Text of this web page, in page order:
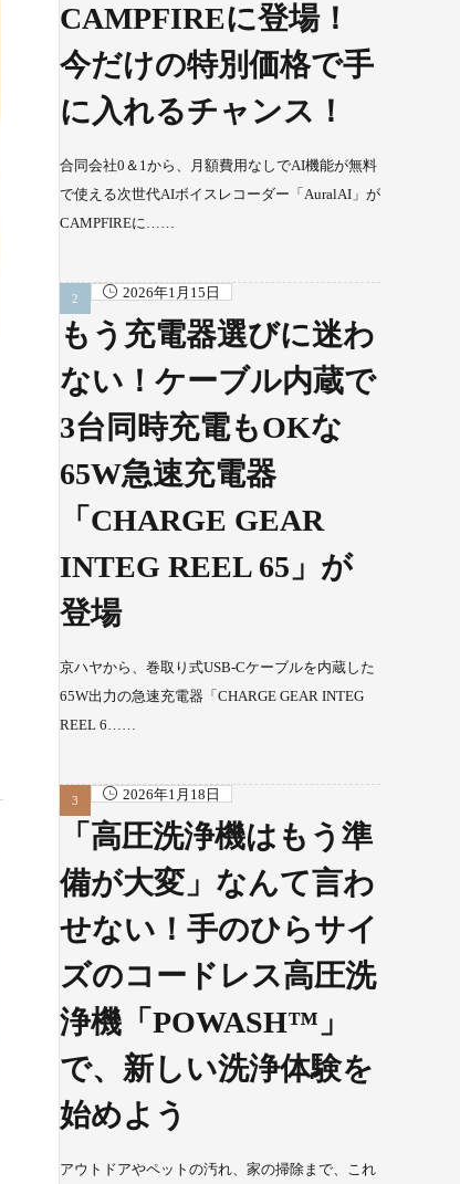
CAMPFIREに登場！
今だけの特別価格で手
に入れるチャンス！
合同会社0＆1から、月額費用なしでAI機能が無料
で使える次世代AIボイスレコーダー「AuralAI」が
CAMPFIREに……
2026年1月15日
もう充電器選びに迷わ
ない！ケーブル内蔵で
3台同時充電もOKな
65W急速充電器
「CHARGE GEAR
INTEG REEL 65」が
登場
京ハヤから、巻取り式USB-Cケーブルを内蔵した
65W出力の急速充電器「CHARGE GEAR INTEG
REEL 6……
2026年1月18日
「高圧洗浄機はもう準
備が大変」なんて言わ
せない！手のひらサイ
ズのコードレス高圧洗
浄機「POWASH™」
で、新しい洗浄体験を
始めよう
アウトドアやペットの汚れ、家の掃除まで、これ